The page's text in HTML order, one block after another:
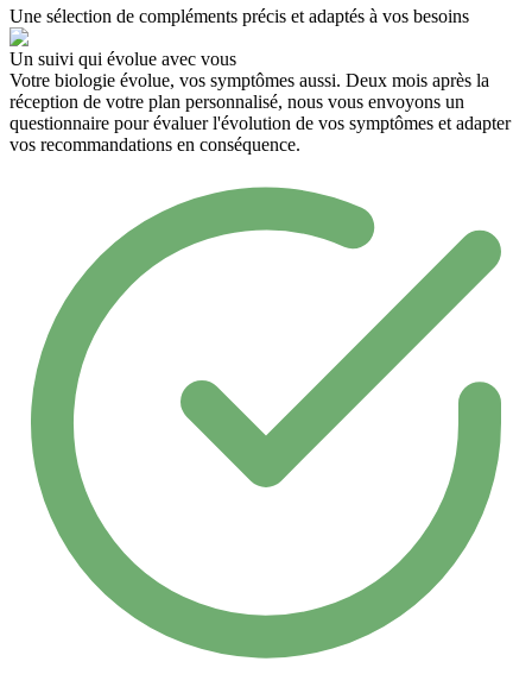
Une sélection de compléments précis et adaptés à vos besoins
Un suivi qui évolue avec vous
Votre biologie évolue, vos symptômes aussi. Deux mois après la
réception de votre plan personnalisé, nous vous envoyons un
questionnaire pour évaluer l'évolution de vos symptômes et adapter
vos recommandations en conséquence.